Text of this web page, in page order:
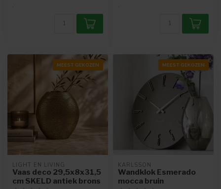
. .
MEEST GEKOZEN
LIGHT EN LIVING
Vaas deco 29,5x8x31,5
cm SKELD antiek brons
MEEST GEKOZEN
KARLSSON
Wandklok Esmerado
mocca bruin